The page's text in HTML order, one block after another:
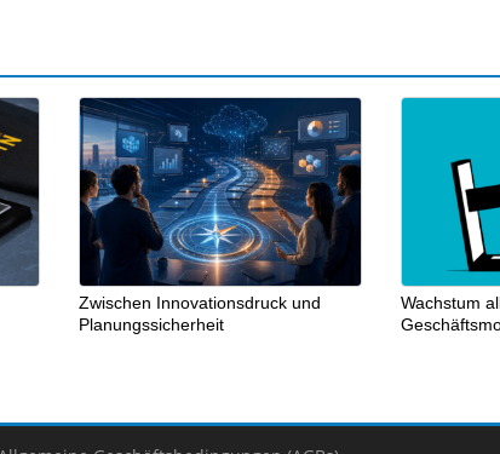
Zwischen Innovationsdruck und
Planungssicherheit
Wachstum